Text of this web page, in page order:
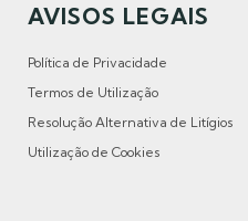
AVISOS LEGAIS
Política de Privacidade
Termos de Utilização
Resolução Alternativa de Litígios
Utilização de Cookies